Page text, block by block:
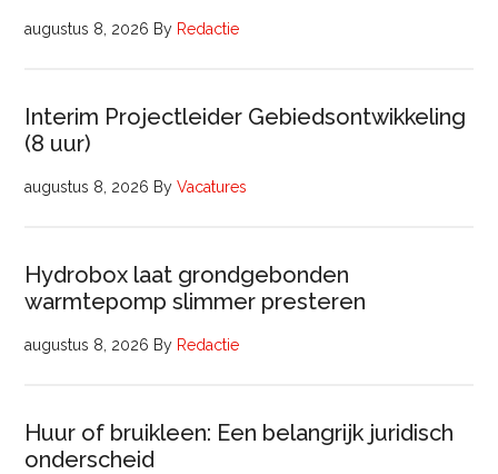
augustus 8, 2026 By Redactie
Interim Projectleider Gebiedsontwikkeling
(8 uur)
augustus 8, 2026 ByVacatures
Hydrobox laat grondgebonden
warmtepomp slimmer presteren
augustus 8, 2026 By Redactie
Huur of bruikleen: Een belangrijk juridisch
onderscheid